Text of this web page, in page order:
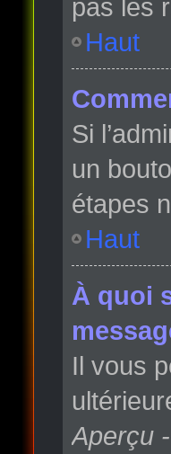
pas les
Haut
Si
un
étapes
Haut
À quoi
Il vous
Aperçu